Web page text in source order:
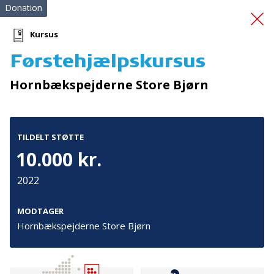
Plads og rum i "Hytten"
Donation
Kursus
Førstehjælpskursus
Hornbækspejderne Store Bjørn
TILDELT STØTTE
10.000 kr.
2022
MODTAGER
Hornbækspejderne Store Bjørn
Tilmeld nyhedsbrev
De seneste nyheder om TrygFondens og TryghedsGruppens
aktiviteter direkte i din indbakke.
Tilmeld